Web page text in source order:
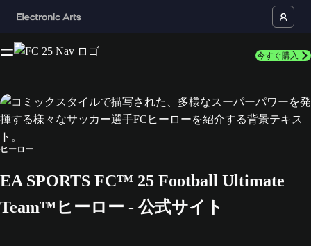
今すぐ購入
ヒーロー
EA SPORTS FC™ 25 Football Ultimate
Team™ヒーロー - 公式サイト